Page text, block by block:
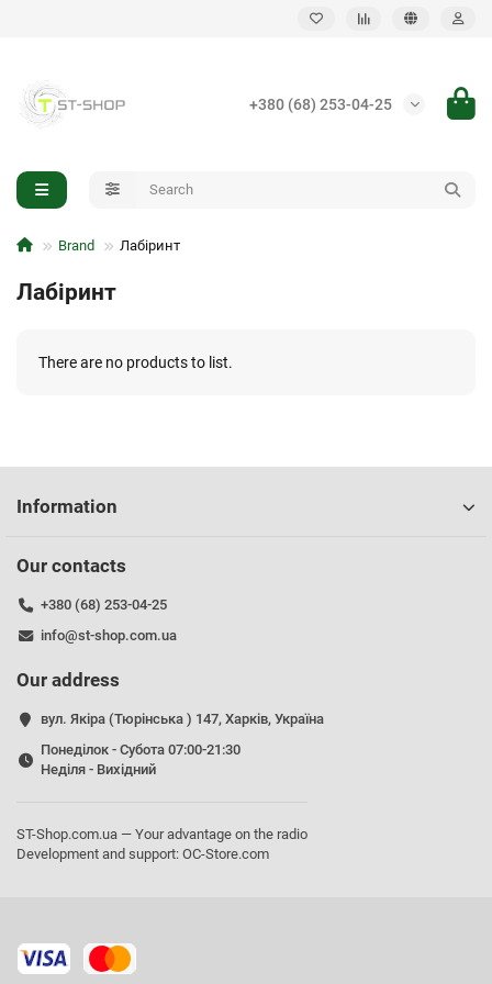
+380 (68) 253-04-25
Back
Vehicle-mounted EW system
Brand Лабіринт
Лабіринт
There are no products to list.
Information
Our contacts
+380 (68) 253-04-25
info@st-shop.com.ua
Our address
вул. Якіра (Тюрінська ) 147, Харків, Україна
Понеділок - Субота 07:00-21:30
Неділя - Вихідний
ST-Shop.com.ua — Your advantage on the radio
Development and support: OC-Store.com